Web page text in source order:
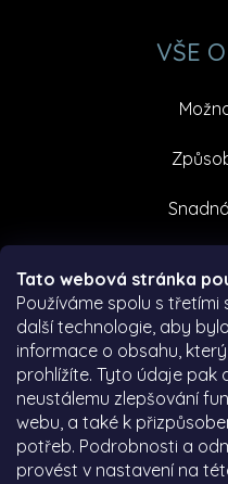
Tato webová stránka
Používáme spolu s
další technologie, aby
informace o obsahu,
prohlížíte. Tyto údaje pak
neustálemu zlepšování
webu, a také k
potřeb. Podrobnosti a
provést v nastavení na
VŠE